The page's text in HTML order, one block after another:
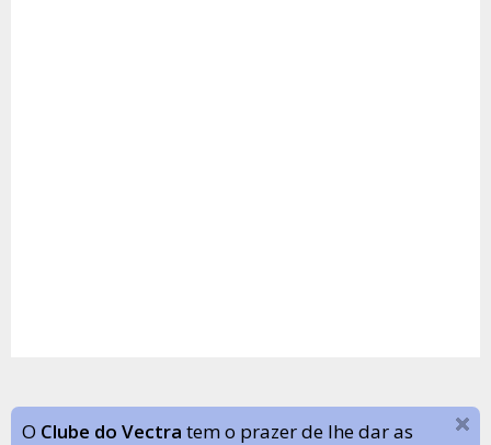
O Clube do Vectra tem o prazer de lhe dar as